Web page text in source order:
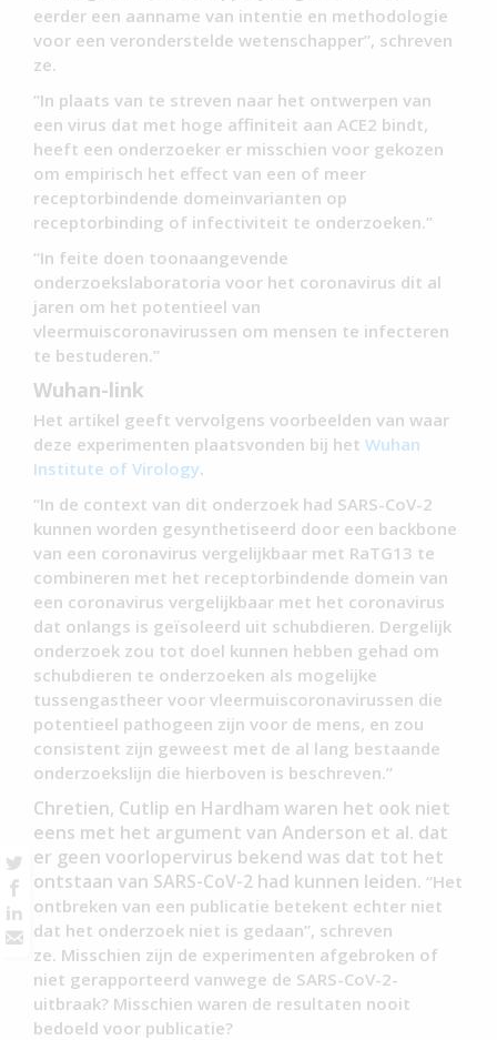
eerder een aanname van intentie en methodologie
voor een veronderstelde wetenschapper”, schreven
ze.
“In plaats van te streven naar het ontwerpen van
een virus dat met hoge affiniteit aan ACE2 bindt,
heeft een onderzoeker er misschien voor gekozen
om empirisch het effect van een of meer
receptorbindende domeinvarianten op
receptorbinding of infectiviteit te onderzoeken.”
“In feite doen toonaangevende
onderzoekslaboratoria voor het coronavirus dit al
jaren om het potentieel van
vleermuiscoronavirussen om mensen te infecteren
te bestuderen.”
Wuhan-link
Het artikel geeft vervolgens voorbeelden van waar
deze experimenten plaatsvonden bij het Wuhan
Institute of Virology.
“In de context van dit onderzoek had SARS-CoV-2
kunnen worden gesynthetiseerd door een backbone
van een coronavirus vergelijkbaar met RaTG13 te
combineren met het receptorbindende domein van
een coronavirus vergelijkbaar met het coronavirus
dat onlangs is geïsoleerd uit schubdieren. Dergelijk
onderzoek zou tot doel kunnen hebben gehad om
schubdieren te onderzoeken als mogelijke
tussengastheer voor vleermuiscoronavirussen die
potentieel pathogeen zijn voor de mens, en zou
consistent zijn geweest met de al lang bestaande
onderzoekslijn die hierboven is beschreven.”
Chretien, Cutlip en Hardham waren het ook niet
eens met het argument van Anderson et al. dat
er geen voorlopervirus bekend was dat tot het
ontstaan ​​van SARS-CoV-2 had kunnen leiden. “Het
ontbreken van een publicatie betekent echter niet
dat het onderzoek niet is gedaan”, schreven
ze. Misschien zijn de experimenten afgebroken of
niet gerapporteerd vanwege de SARS-CoV-2-
uitbraak? Misschien waren de resultaten nooit
bedoeld voor publicatie?